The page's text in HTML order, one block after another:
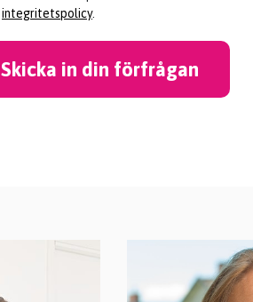
integritetspolicy.
Skicka in din förfrågan